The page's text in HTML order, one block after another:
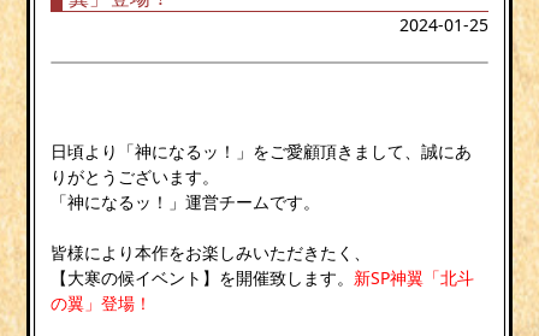
2024-01-25
日頃より「神になるッ！」をご愛顧頂きまして、誠にあ
りがとうございます。
「神になるッ！」運営チームです。
皆様により本作をお楽しみいただきたく、
【大寒の候イベント】を開催致します。 新SP神翼「北斗
の翼」登場！